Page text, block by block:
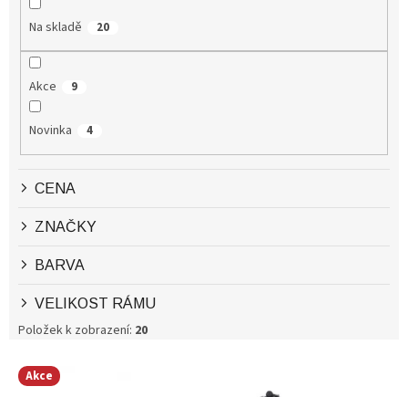
O
Ů
Na skladě 20
Akce 9
Novinka 4
CENA
ZNAČKY
BARVA
VELIKOST RÁMU
Položek k zobrazení: 20
V
Ý Akce